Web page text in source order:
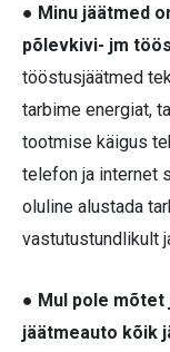
● Minu jäätmed
põlevkivi- jm
tööstusjäätmed
tarbime energiat,
tootmise käigus
telefon ja internet
oluline alustada
vastutustundlikult
● Mul pole mõtet
jäätmeauto kõik